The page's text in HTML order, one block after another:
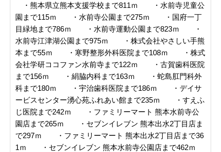
・熊本県立熊本支援学校まで811ｍ ・水前寺児童公
園まで115ｍ ・水前寺公園まで275ｍ ・国府一丁
目緑地まで786ｍ ・水前寺運動公園まで823ｍ ・
水前寺江津湖公園まで975ｍ ・株式会社やさしい手熊
本まで55ｍ ・寒野整形外科医院まで108ｍ ・株式
会社学研ココファン水前寺まで122ｍ ・古賀歯科医院
まで156ｍ ・絹脇内科まで163ｍ ・蛇島肛門科外
科まで180ｍ ・宇治歯科医院まで186ｍ ・デイサ
ービスセンター湧心苑ふれあい館まで235ｍ ・すえふ
じ医院まで242ｍ ・ファミリーマート 熊本水前寺公
園店まで265ｍ ・セブンイレブン 熊本出水2丁目店ま
で297ｍ ・ファミリーマート 熊本出水2丁目店まで36
1ｍ ・セブンイレブン 熊本水前寺公園店まで462ｍ